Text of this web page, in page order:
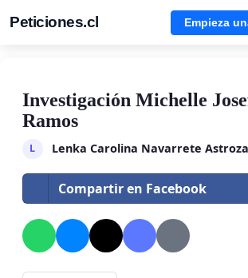
Peticiones.cl Empieza
Investigación Michelle
Ramos
L Lenka Carolina Navarrete Astroza
Compartir en Facebook